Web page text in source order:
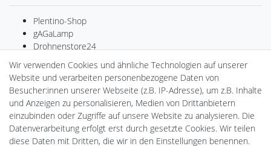
Plentino-Shop
gAGaLamp
Drohnenstore24
MeinUSB
Batteriespeicher
PlentiSolar
Gebrauchtlicht
Ledkauf
DEYESOLAR
Lightech Connect
Wir verwenden Cookies und ähnliche Technologien auf unserer
Website und verarbeiten personenbezogene Daten von
Besucher:innen unserer Webseite (z.B. IP-Adresse), um z.B. Inhalte
und Anzeigen zu personalisieren, Medien von Drittanbietern
einzubinden oder Zugriffe auf unsere Website zu analysieren. Die
Datenverarbeitung erfolgt erst durch gesetzte Cookies. Wir teilen
diese Daten mit Dritten, die wir in den Einstellungen benennen.